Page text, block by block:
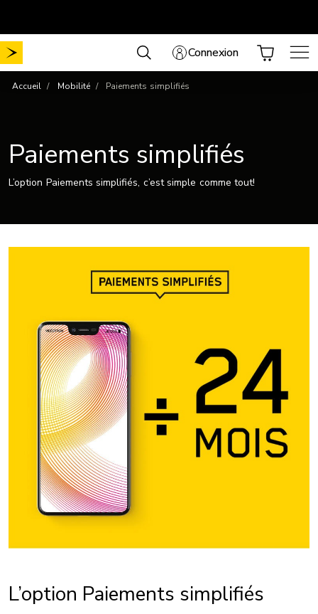
contenu
Connexion
Accueil Mobilité Paiements simplifiés
Paiements simplifiés
L’option Paiements simplifiés, c’est simple comme tout!
L’option Paiements simplifiés